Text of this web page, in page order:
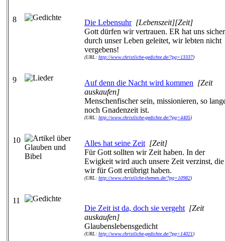
8 Die Lebensuhr [Lebenszeit][Zeit]
Gott dürfen wir vertrauen. ER hat uns sicher
durch unser Leben geleitet, wir lebten nicht
vergebens!
(URL: http://www.christliche-gedichte.de/?pg=13337)
9 Auf denn die Nacht wird kommen [Zeit
auskaufen]
Menschenfischer sein, missionieren, so
noch Gnadenzeit ist.
(URL: http://www.christliche-gedichte.de/?pg=4405)
10 Alles hat seine Zeit [Zeit]
Für Gott sollten wir Zeit haben. In der
Ewigkeit wird auch unsere Zeit verzinst, die
wir für Gott erübrigt haben.
(URL: http://www.christliche-themen.de/?pg=10982)
11
Die Zeit ist da, doch sie vergeht [Zeit
auskaufen]
Glaubenslebensgedicht
(URL: http://www.christliche-gedichte.de/?pg=14021)